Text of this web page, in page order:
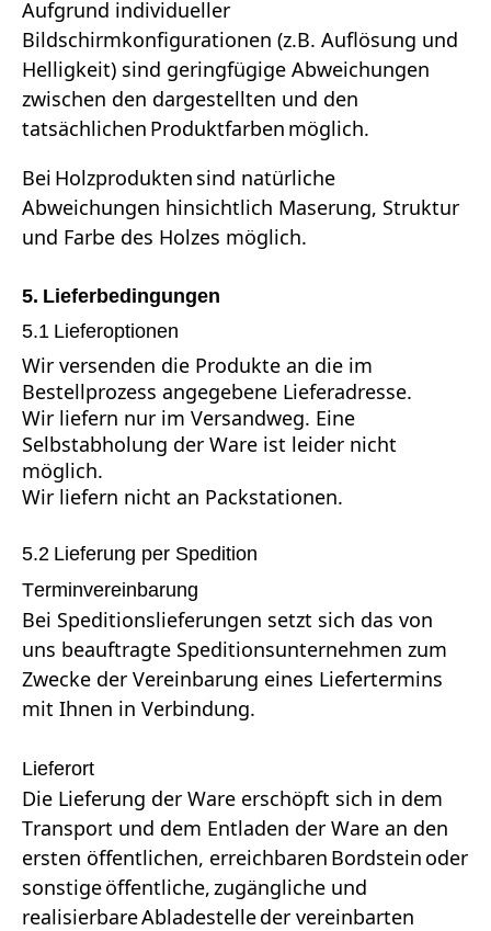
Aufgrund individueller
Bildschirmkonfigurationen (z.B. Auflösung und
Helligkeit) sind geringfügige Abweichungen
zwischen den dargestellten und den
tatsächlichen Produktfarben möglich.
Bei Holzprodukten sind natürliche
Abweichungen hinsichtlich Maserung, Struktur
und Farbe des Holzes möglich.
5. Lieferbedingungen
5.1 Lieferoptionen
Wir versenden die Produkte an die im
Bestellprozess angegebene Lieferadresse.
Wir liefern nur im Versandweg. Eine
Selbstabholung der Ware ist leider nicht
möglich.
Wir liefern nicht an Packstationen.
5.2 Lieferung per Spedition
Terminvereinbarung
Bei Speditionslieferungen setzt sich das von
uns beauftragte Speditionsunternehmen zum
Zwecke der Vereinbarung eines Liefertermins
mit Ihnen in Verbindung.
Lieferort
Die Lieferung der Ware erschöpft sich in dem
Transport und dem Entladen der Ware an den
ersten öffentlichen, erreichbaren Bordstein oder
sonstige öffentliche, zugängliche und
realisierbare Abladestelle der vereinbarten